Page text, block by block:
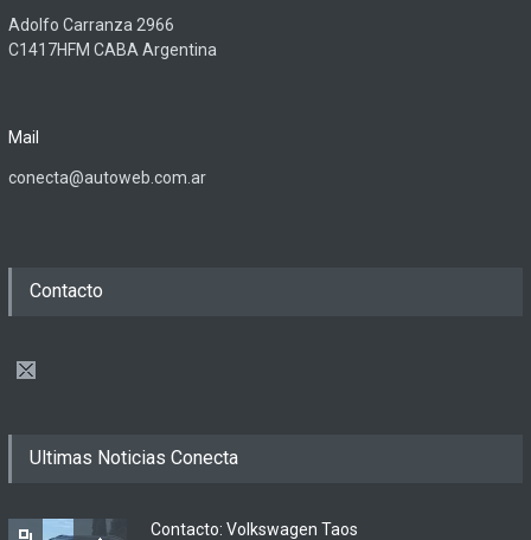
Adolfo Carranza 2966
C1417HFM CABA Argentina
Mail
conecta@autoweb.com.ar
Contacto
Ultimas Noticias Conecta
Contacto: Volkswagen Taos